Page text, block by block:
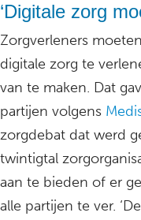
‘Digitale zorg
Zorgverleners
digitale zorg te
van te maken. Dat
partijen volgens
zorgdebat dat werd
twintigtal
aan te bieden of er
alle partijen te ver.